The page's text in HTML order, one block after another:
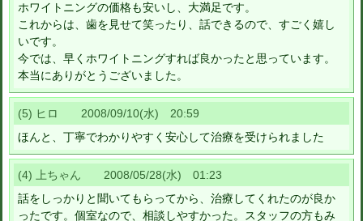
ホワイトニングの価格も安いし、大満足です。
これからは、歯を見せて笑ったり、話できるので、すごく嬉し
いです。
今では、早くホワイトニングすれば良かったと思っています。
本当にありがとうございました。
(5) ヒロ 2008/09/10(水) 20:59
ほんと、丁寧でわかりやすく安心して治療を受けられました
(4) 上ちゃん 2008/05/28(水) 01:23
話をしっかりと聞いてもらってから、治療してくれたのが良か
ったです。個室なので、相談しやすかった。スタッフの方もみ